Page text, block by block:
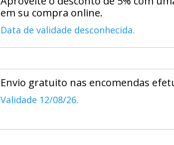
Aproveite o desconto de 5% com
em su compra online.
Data de validade desconhecida.
Envio gratuito nas encomendas
Validade 12/08/26.